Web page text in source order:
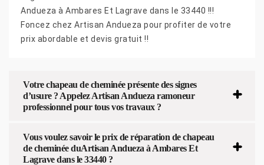
Andueza à Ambares Et Lagrave dans le 33440 !!!
Foncez chez Artisan Andueza pour profiter de votre
prix abordable et devis gratuit !!
Votre chapeau de cheminée présente des signes
d’usure ? Appelez Artisan Andueza ramoneur
professionnel pour tous vos travaux ?
Vous voulez savoir le prix de réparation de chapeau
de cheminée duArtisan Andueza à Ambares Et
Lagrave dans le 33440 ?